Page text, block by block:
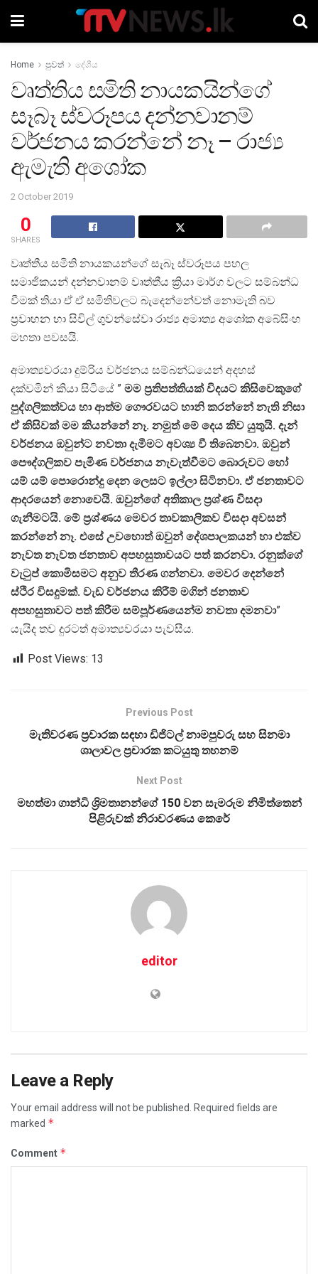
Home පුවත් දේශීය
වෘත්තිය සමිති නායකයින්ගේ
සෑබෑ ස්වරූපය දන්නවානම්
වර්ජනය කරන්නේ නෑ – රාජ්‍ය
ඇමැති අශෝක
2 October 2019
0
SHARES
වෘත්තීය සමිති නායකයන්ගේ සැබෑ ස්වරූපය පහල
සමාජිකයන් දන්නවානම් වෘත්තීය ක්‍රියා මාර්ග වලට සම්බන්ධ
වීමක් තියා ඒ ඒ සමිතිවලට බැදෙන්නේවත් නොමැති බව
ප්‍රවාහන හා සිවිල් ගුවන්සේවා රාජ්‍ය අමාත්‍ය අශෝක අබේසිංහ
මහතා පවසයි.
අමාත්‍යවරයා දුම්රිය වර්ජනය සම්බන්ධයෙන් අදහස්
දක්වමින් කියා සිටියේ ” මම ප්‍රතිපත්තියක් විදයට කිසිවෙකුගේ
පුද්ගලිකත්වය හා ආත්ම ගෞරවයට හානි කරන්නේ නැති නිසා
ඒ කිසිවක් මම කියන්නේ නෑ. නමුත් මේ දෙය කිව යුතුයි. දැන්
වර්ජනය ඔවුන්ට නවතා දැමීමට අවශ්‍ය වී තිබෙනවා. ඔවුන්
පෞද්ගලිකව පැමිණ වර්ජනය නැවැත්වීමට බොරුවට හෝ
යම් යම් පොරොන්දු දෙන ලෙසට ඉල්ලා සිටිනවා. ඒ ජනතාවට
ආදරයෙන් නොවෙයි. ඔවුන්ගේ අතිකාල ප්‍රශ්ණ විසදා
ගැනීමටයි. මේ ප්‍රශ්ණය මෙවර තාවකාලිකව විසදා අවසන්
කරන්නේ නෑ. එසේ උවහොත් ඔවුන් දේශපාලකයන් හා එක්ව
නැවත නැවත ජනතාව අපහසුතාවයට පත් කරනවා. රනුක්ගේ
වැටුප් කොමිසමට අනුව තීරණ ගන්නවා. මෙවර දෙන්නේ
ස්ථිර විසදුමක්. වැඩ වර්ජනය කිරීම් මගින් ජනතාව
අපහසුතාවට පත් කිරීම සම්පූර්ණයෙන්ම නවතා දමනවා”
යැයිද තව දුරටත් අමාත්‍යවරයා පැවසීය.
Post Views: 13
Previous Post
මැතිවරණ ප්‍රචාරක සඳහා ඩිජිටල් නාමපුවරු සහ සිනමා
ශාලාවල ප්‍රචාරක කටයුතු තහනම්
Next Post
මහත්මා ගාන්ධි ශ්‍රිමතානන්ගේ 150 වන සැමරුම නිමිත්තෙන්
පිළිරුවක් නිරාවරණය කෙරේ
editor
Leave a Reply
Your email address will not be published.
Required fields are
marked *
Comment *